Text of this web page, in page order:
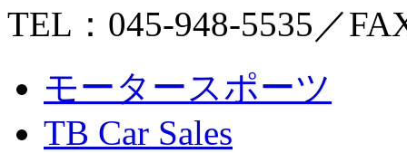
TEL：045-948-5535 ／
モータースポーツ
TB Car Sales